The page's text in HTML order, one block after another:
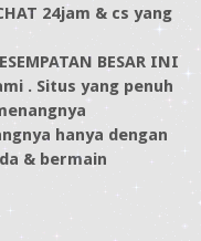
24jam & cs yang
BESAR INI
. Situs yang penuh
hanya dengan
& bermain